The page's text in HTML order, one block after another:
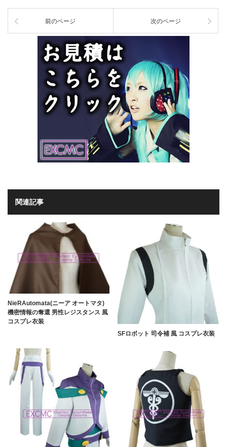
前のページ 次のページ
関連記事
NieRAutomata(ニーア オートマタ)
機密情報の奪還 男性レジスタンス 風
コスプレ衣装
SFロボット 司令補 風 コスプレ衣装